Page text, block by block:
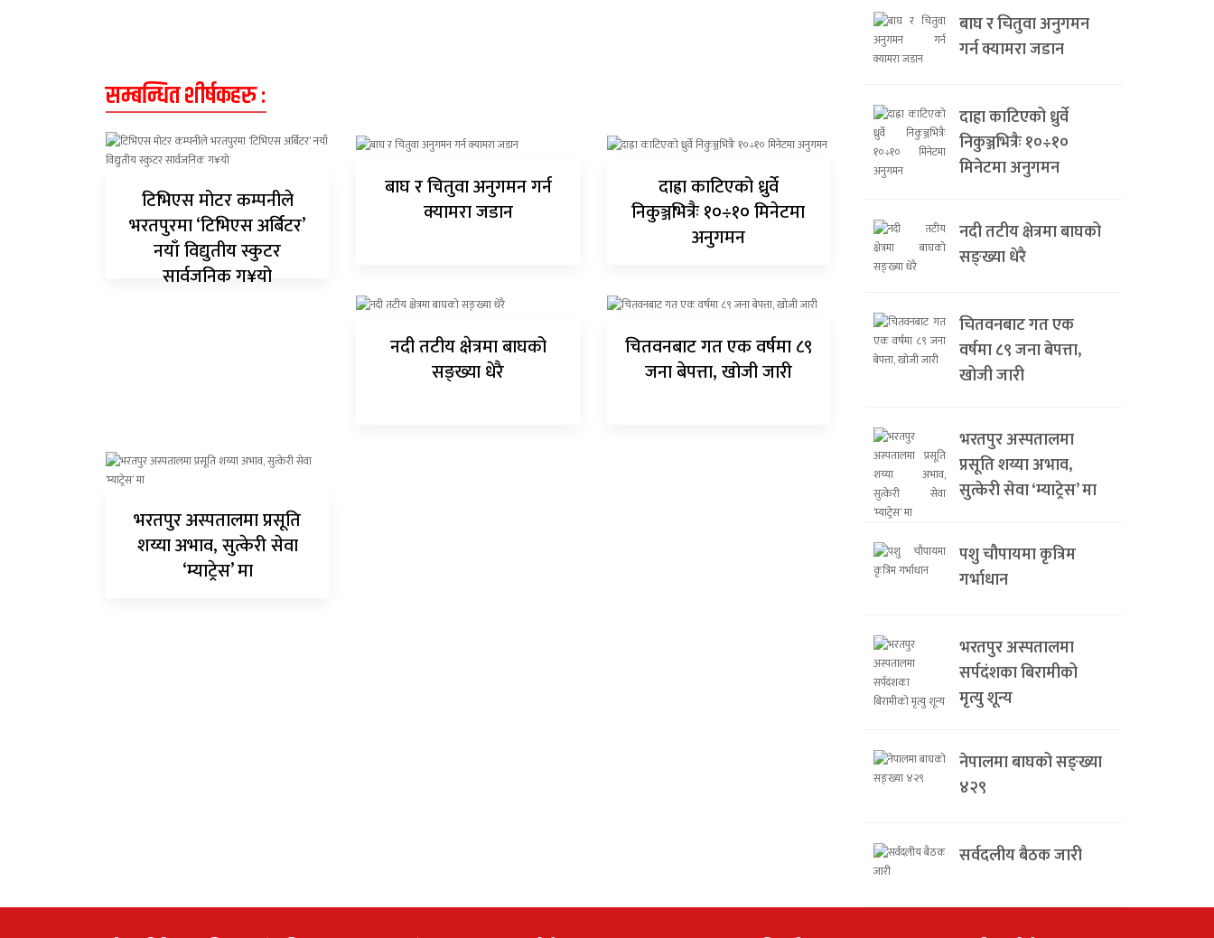
सम्बन्धित शीर्षकहरु :
टिभिएस मोटर कम्पनीले
भरतपुरमा ‘टिभिएस अर्बिटर’
नयाँ विद्युतीय स्कुटर
सार्वजनिक ग¥यो
बाघ र चितुवा अनुगमन गर्न
क्यामरा जडान
दाह्रा काटिएको ध्रुर्वे
निकुञ्जभित्रैः १०÷१० मिनेटमा
अनुगमन
नदी तटीय क्षेत्रमा बाघको
सङ्ख्या धेरै
चितवनबाट गत एक वर्षमा ८९
जना बेपत्ता, खोजी जारी
भरतपुर अस्पतालमा प्रसूति
शय्या अभाव, सुत्केरी सेवा
‘म्याट्रेस’ मा
बाघ र चितुवा अनुगमन
गर्न क्यामरा जडान
दाह्रा काटिएको ध्रुर्वे
निकुञ्जभित्रैः १०÷१०
मिनेटमा अनुगमन
नदी तटीय क्षेत्रमा बाघको
सङ्ख्या धेरै
चितवनबाट गत एक
वर्षमा ८९ जना बेपत्ता,
खोजी जारी
भरतपुर अस्पतालमा
प्रसूति शय्या अभाव,
सुत्केरी सेवा ‘म्याट्रेस’ मा
पशु चौपायमा कृत्रिम
गर्भाधान
भरतपुर अस्पतालमा
सर्पदंशका बिरामीको
मृत्यु शून्य
नेपालमा बाघको सङ्ख्या
४२९
सर्वदलीय बैठक जारी